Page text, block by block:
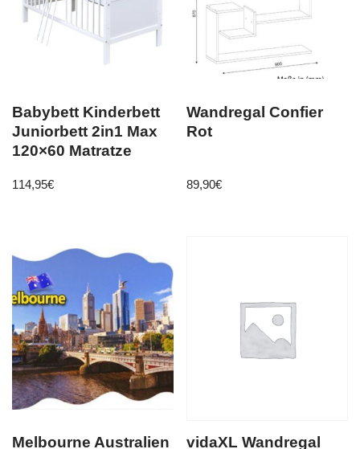
Babybett Kinderbett
Juniorbett 2in1 Max
120×60 Matratze
114,95€
Wandregal Confier
Rot
89,90€
Melbourne Australien vidaXL Wandregal